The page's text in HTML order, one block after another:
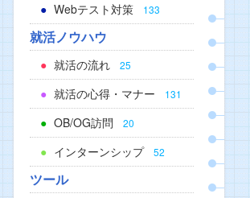
Webテスト対策 133
就活ノウハウ
就活の流れ 25
就活の心得・マナー 131
OB/OG訪問 20
インターンシップ 52
ツール